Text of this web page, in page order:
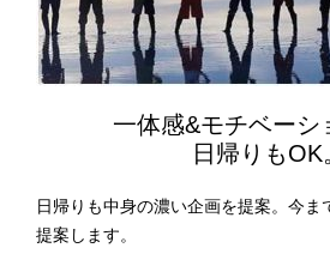
一体感&モチベーシ
日帰りもOK
日帰りも中身の濃い企画を提案。今ま
提案します。